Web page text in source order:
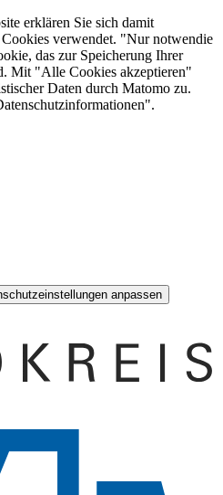
erklären Sie sich damit
Cookies verwendet. "Nur notwendie
das zur Speicherung Ihrer
Mit "Alle Cookies akzeptieren"
Daten durch Matomo zu.
anpassen